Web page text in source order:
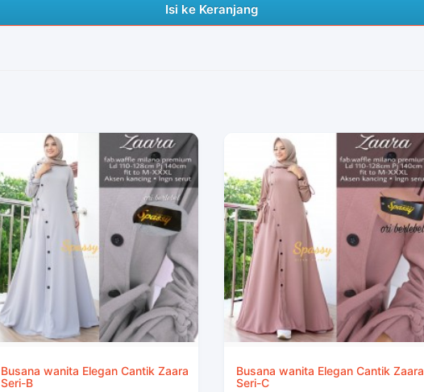
Isi ke Keranjang
Busana wanita Elegan Cantik Zaara
Seri-B
Busana wanita Elegan Cantik Zaara
Seri-C